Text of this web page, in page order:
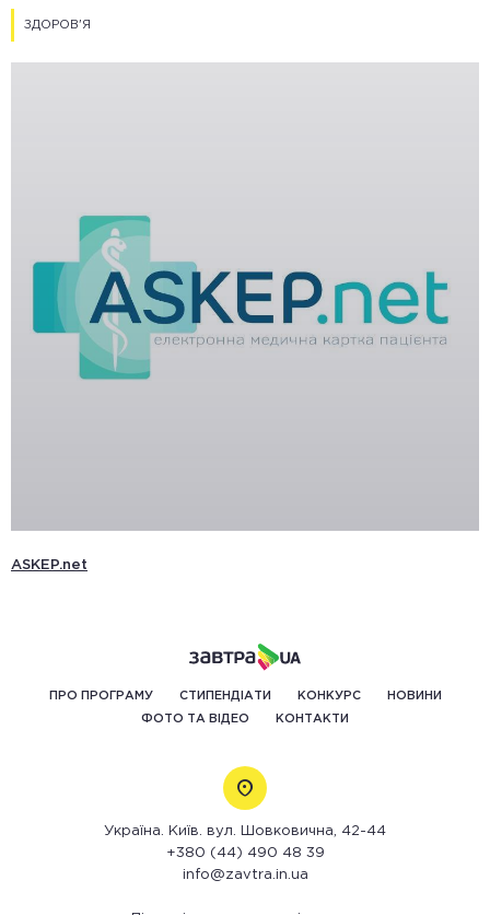
ЗДОРОВ'Я
ASKEP.net
ПРО ПРОГРАМУ СТИПЕНДІАТИ КОНКУРС НОВИНИ
ФОТО ТА ВІДЕО КОНТАКТИ
Україна. Київ. вул. Шовковична, 42-44
+380 (44) 490 48 39
info@zavtra.in.ua